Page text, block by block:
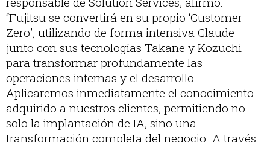
“Fujitsu se convertirá en su propio ‘Customer
Zero’, utilizando de forma intensiva Claude
junto con sus tecnologías Takane y Kozuchi
para transformar profundamente las
operaciones internas y el desarrollo.
Aplicaremos inmediatamente el conocimiento
adquirido a nuestros clientes, permitiendo no
solo la implantación de IA, sino una
transformación completa del negocio. A través